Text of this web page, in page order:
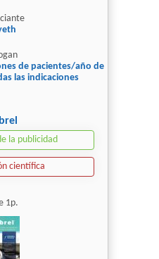
de pacientes/año de
las indicaciones
la publicidad
científica
1p.